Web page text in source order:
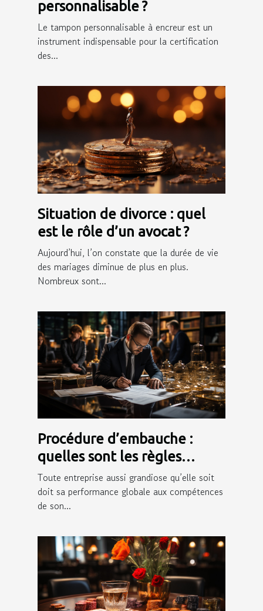
personnalisable ?
Le tampon personnalisable à encreur est un
instrument indispensable pour la certification
des...
Situation de divorce : quel
est le rôle d’un avocat ?
Aujourd’hui, l’on constate que la durée de vie
des mariages diminue de plus en plus.
Nombreux sont...
Procédure d’embauche :
quelles sont les règles
juridiques qui l’encadrent ?
Toute entreprise aussi grandiose qu’elle soit
doit sa performance globale aux compétences
de son...